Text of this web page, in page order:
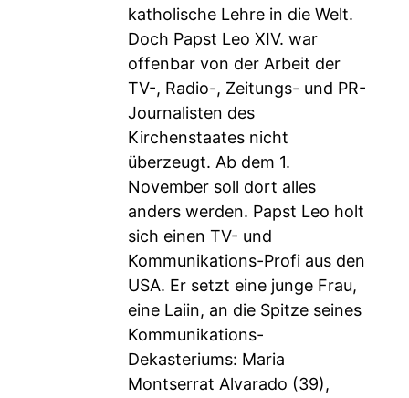
katholische Lehre in die Welt.
Doch Papst Leo XIV. war
offenbar von der Arbeit der
TV-, Radio-, Zeitungs- und PR-
Journalisten des
Kirchenstaates nicht
überzeugt. Ab dem 1.
November soll dort alles
anders werden. Papst Leo holt
sich einen TV- und
Kommunikations-Profi aus den
USA. Er setzt eine junge Frau,
eine Laiin, an die Spitze seines
Kommunikations-
Dekasteriums: Maria
Montserrat Alvarado (39),